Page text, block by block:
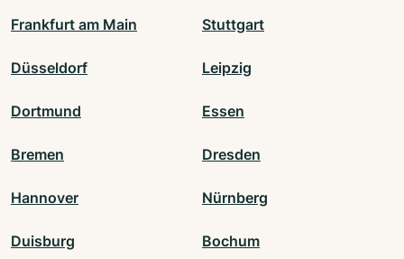
Frankfurt am Main Stuttgart
Düsseldorf Leipzig
Dortmund Essen
Bremen Dresden
Hannover Nürnberg
Duisburg Bochum